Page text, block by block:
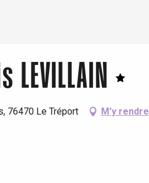
76470 Le Tréport M'y rendre